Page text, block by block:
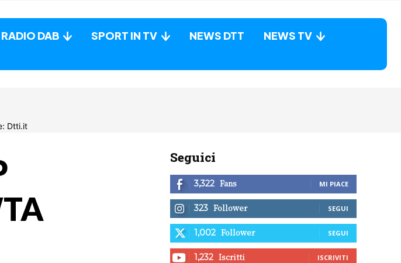
RADIO DAB SPORT IN TV NEWS DTT
NEWS TV
Seguici
3,322 Fans MI PIACE
323 Follower SEGUI
1,002 Follower SEGUI
1,232 Iscritti ISCRIVITI